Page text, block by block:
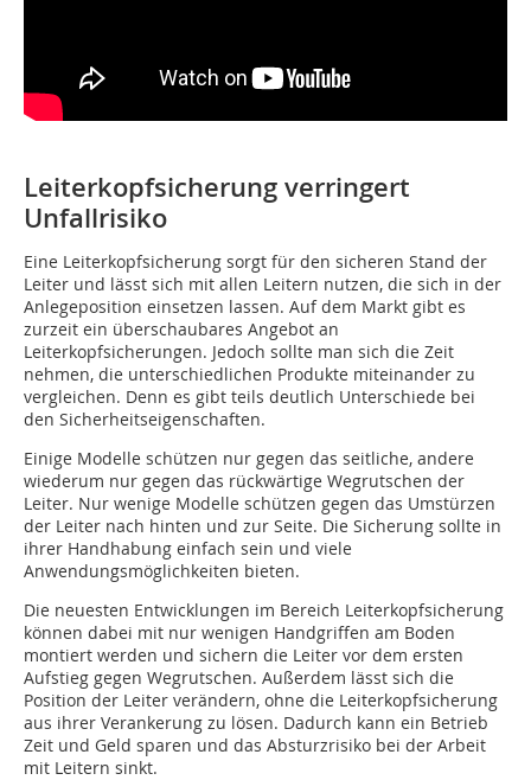
Leiterkopfsicherung verringert
Unfallrisiko
Eine Leiterkopfsicherung sorgt für den sicheren Stand der
Leiter und lässt sich mit allen Leitern nutzen, die sich in der
Anlegeposition einsetzen lassen. Auf dem Markt gibt es
zurzeit ein überschaubares Angebot an
Leiterkopfsicherungen. Jedoch sollte man sich die Zeit
nehmen, die unterschiedlichen Produkte miteinander zu
vergleichen. Denn es gibt teils deutlich Unterschiede bei
den Sicherheitseigenschaften.
Einige Modelle schützen nur gegen das seitliche, andere
wiederum nur gegen das rückwärtige Wegrutschen der
Leiter. Nur wenige Modelle schützen gegen das Umstürzen
der Leiter nach hinten und zur Seite. Die Sicherung sollte in
ihrer Handhabung einfach sein und viele
Anwendungsmöglichkeiten bieten.
Die neuesten Entwicklungen im Bereich Leiterkopfsicherung
können dabei mit nur wenigen Handgriffen am Boden
montiert werden und sichern die Leiter vor dem ersten
Aufstieg gegen Wegrutschen. Außerdem lässt sich die
Position der Leiter verändern, ohne die Leiterkopfsicherung
aus ihrer Verankerung zu lösen. Dadurch kann ein Betrieb
Zeit und Geld sparen und das Absturzrisiko bei der Arbeit
mit Leitern sinkt.